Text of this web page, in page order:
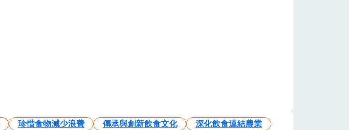
珍惜食物減少浪費 傳承與創新飲食文化
深化飲食連結農業